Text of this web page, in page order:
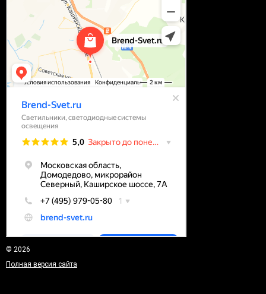
© 2026
Полная версия сайта